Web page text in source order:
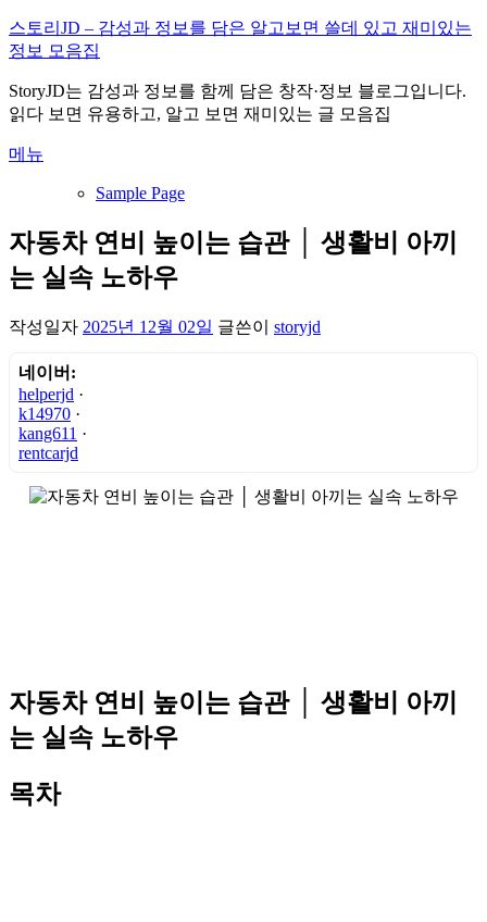
내
용
로
바
가
스토리JD – 감성과 정보를 담은 알고보면 쓸데 있고 재미있는
정보 모음집
StoryJD는 감성과 정보를 함께 담은 창작·정보 블로그입니다.
읽다 보면 유용하고, 알고 보면 재미있는 글 모음집
메뉴
Sample Page
자동차 연비 높이는 습관 │ 생활비 아끼
는 실속 노하우
작성일자 2025년 12월 02일 글쓴이 storyjd
네이버:
helperjd ·
k14970 ·
kang611 ·
rentcarjd
자동차 연비 높이는 습관 │ 생활비 아끼
는 실속 노하우
목차